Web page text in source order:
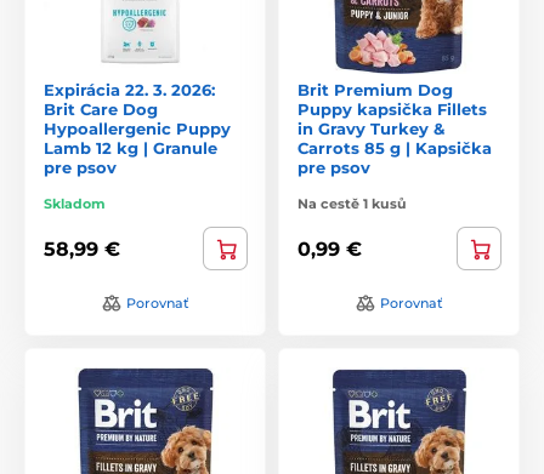
Expirácia 22. 3. 2026:
Brit Care Dog
Hypoallergenic Puppy
Lamb 12 kg | Granule
pre psov
Skladom
58,99 €
Porovnať
Brit Premium Dog
Puppy kapsička Fillets
in Gravy Turkey &
Carrots 85 g | Kapsička
pre psov
Na cestě 1 kusů
0,99 €
Porovnať